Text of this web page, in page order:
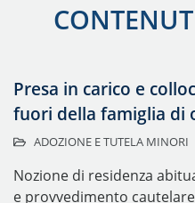
Presa in carico e
fuori della famiglia di
ADOZIONE E TUTELA MINORI
Nozione di residenza
e provvedimento